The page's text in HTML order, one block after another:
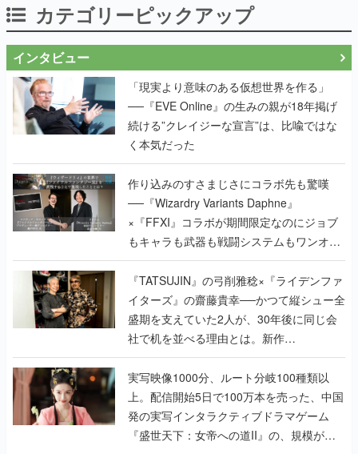
カテゴリーピックアップ
インタビュー
「現実より意味のある仮想世界を作る」
──『EVE Online』の生みの親が18年掲げ
続ける”クレイジーな宣言”は、比喩ではな
く本気だった
作り込みのすさまじさにコラボ先も驚嘆
──『Wizardry Variants Daphne』
×『FFXI』コラボが期間限定なのにジョブ
もキャラも武器も戦闘システムもワンオフ
で作り込まれた理由を両ディレクターに聞
く
『TATSUJIN』の弓削雅稔×『ライデンファ
イターズ』の齋藤貴幸──かつて縦シュー全
盛期を支えていた2人が、30年後に同じ会
社で机を並べる理由とは。新作
『TATSUJIN EXTREME』で初タッグを組
んだレジェンド2人に訊く開発秘話
実写映像1000分、ルート分岐100種類以
上。配信開始5日で100万本を売った、中国
発の実写インタラクティブドラマゲーム
『盛世天下：女帝への道II』の、規模が違